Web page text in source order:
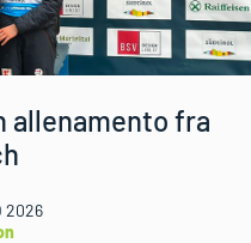
allenamento fra
2026